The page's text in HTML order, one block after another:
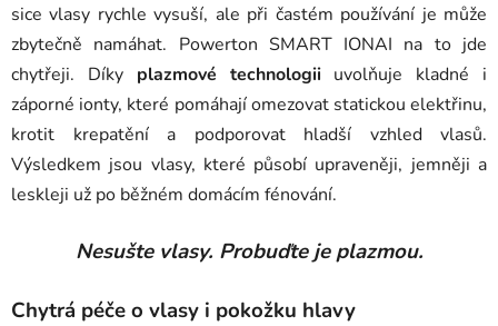
sice vlasy rychle vysuší, ale při častém používání je může
zbytečně namáhat. Powerton SMART IONAI na to jde
chytřeji. Díky plazmové technologiiuvolňuje kladné i
záporné ionty, které pomáhají omezovat statickou elektřinu,
krotit krepatění a podporovat hladší vzhled vlasů.
Výsledkem jsou vlasy, které působí upraveněji, jemněji a
leskleji už po běžném domácím fénování.
Nesušte vlasy. Probuďte je plazmou.
Chytrá péče o vlasy i pokožku hlavy